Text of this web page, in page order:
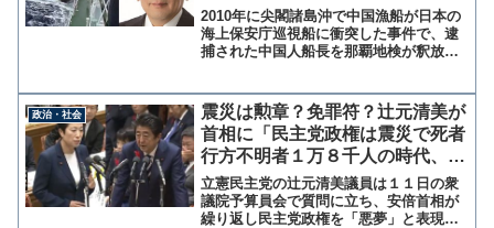
はいなかった【マガジン53号】
2010年に尖閣諸島沖で中国漁船が日本の
海上保安庁巡視船に衝突した事件で、逮
捕された中国人船長を那覇地検が釈放し
示であったことを前原誠司元外相が暴露
したことで、菅元総理だ...
政治・社会
震災は勲章？免罪符？辻元清美が
首相に「民主党政権は震災で死者
行方不明者１万８千人の時代、悪
夢と呼ぶな！」
立憲民主党の辻元清美議員は１１日の衆
議院予算員会で質問に立ち、安倍首相が
繰り返し民主党政権を「悪夢」と表現す